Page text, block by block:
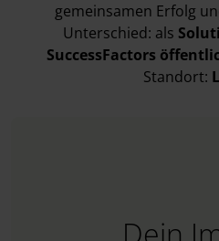
gemeinsamen Erfolg
Unterschied: als
SuccessFactors
Standort: